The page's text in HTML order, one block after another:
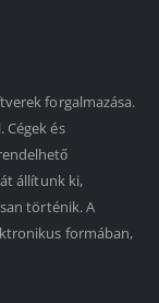
forgalmazása.
és
állítunk ki,
történik. A
formában,